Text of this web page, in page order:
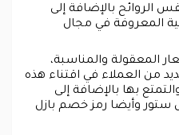
الروائح بالإضافة إلى
المعروفة في مجال
المعقولة والمناسبة،
من العملاء في اقتناء هذه
بها بالإضافة إلى
وأيضا رمز خصم بازل